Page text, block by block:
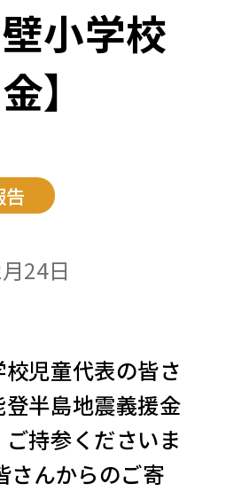
壁小学校
】
告
24日
児童代表の皆さ
登半島地震義援金
持参くださいま
さんからのご寄